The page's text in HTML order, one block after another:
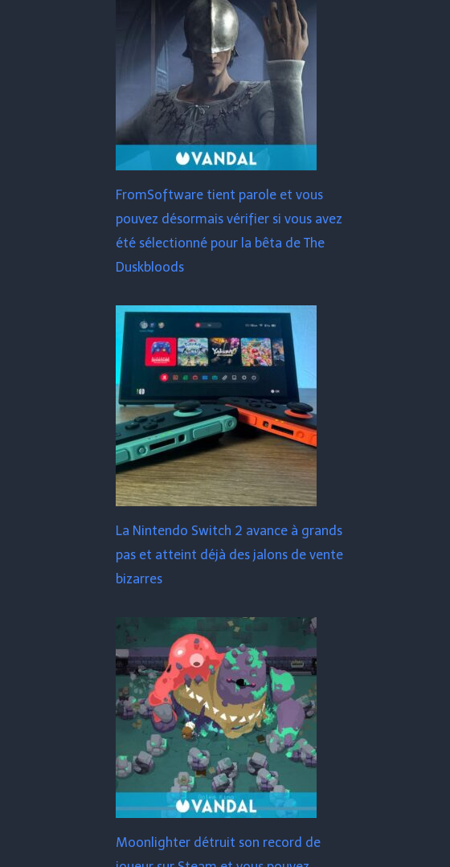
FromSoftware tient parole et vous
pouvez désormais vérifier si vous avez
été sélectionné pour la bêta de The
Duskbloods
La Nintendo Switch 2 avance à grands
pas et atteint déjà des jalons de vente
bizarres
Moonlighter détruit son record de